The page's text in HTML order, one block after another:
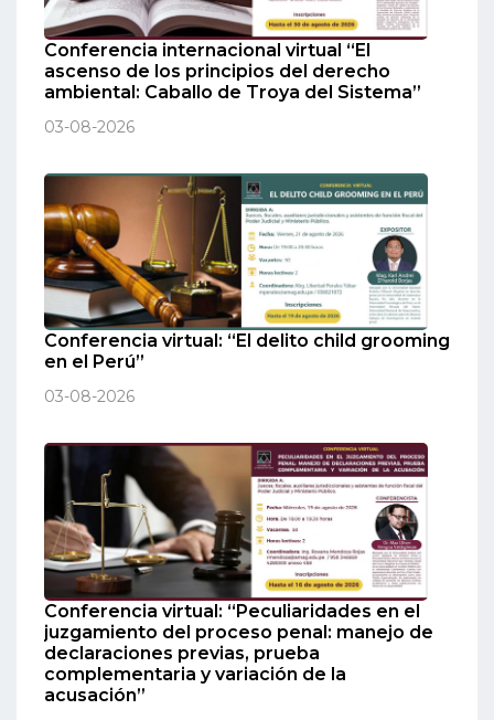
Conferencia internacional virtual “El
ascenso de los principios del derecho
ambiental: Caballo de Troya del Sistema”
03-08-2026
Conferencia virtual: “El delito child grooming
en el Perú”
03-08-2026
Conferencia virtual: “Peculiaridades en el
juzgamiento del proceso penal: manejo de
declaraciones previas, prueba
complementaria y variación de la
acusación”